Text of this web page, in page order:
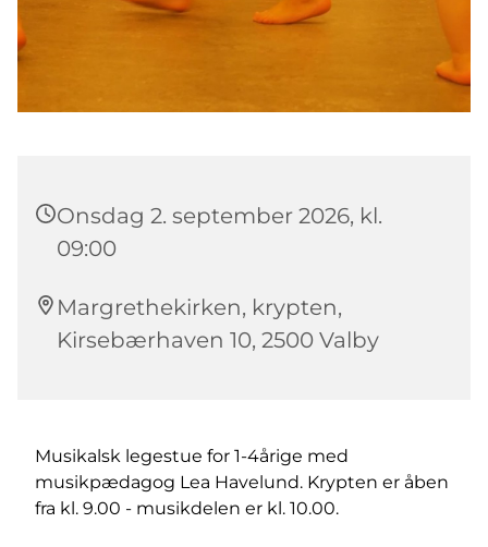
Onsdag 2. september 2026, kl.
09:00
Margrethekirken, krypten,
Kirsebærhaven 10, 2500 Valby
Musikalsk legestue for 1-4årige med
musikpædagog Lea Havelund. Krypten er åben
fra kl. 9.00 - musikdelen er kl. 10.00.